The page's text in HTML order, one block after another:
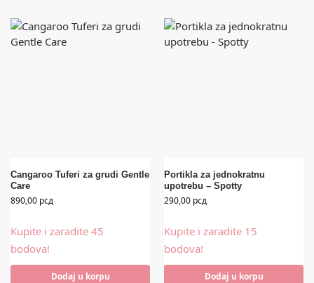
Cangaroo Tuferi za grudi Gentle
Care
890,00 рсд
Kupite i zaradite 45
bodova!
Dodaj u korpu
Portikla za jednokratnu
upotrebu – Spotty
290,00 рсд
Kupite i zaradite 15
bodova!
Dodaj u korpu